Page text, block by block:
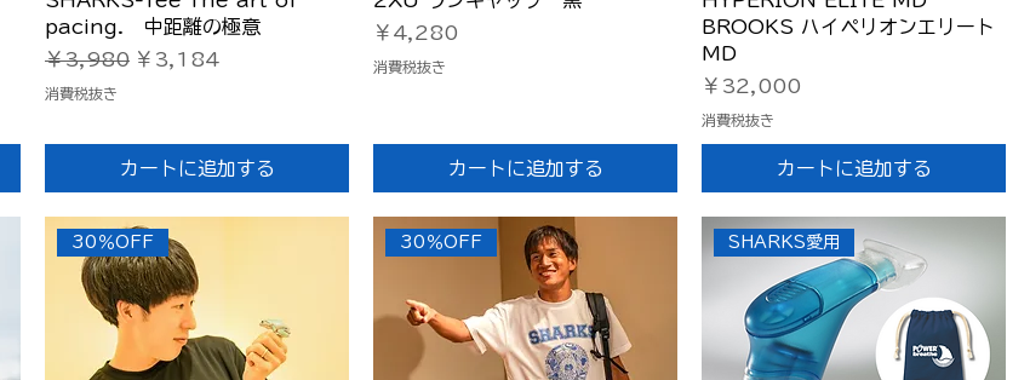
pacing. 中距離の極意
通常価格
￥3,980 セール価格
￥3,184
消費税抜き
カートに追加する
価格
￥4,280
消費税抜き
カートに追加する
BROOKS ハイペリオンエリート
MD
価格
￥32,000
消費税抜き
カートに追加する
30％OFF 30％OFF SHARKS愛用